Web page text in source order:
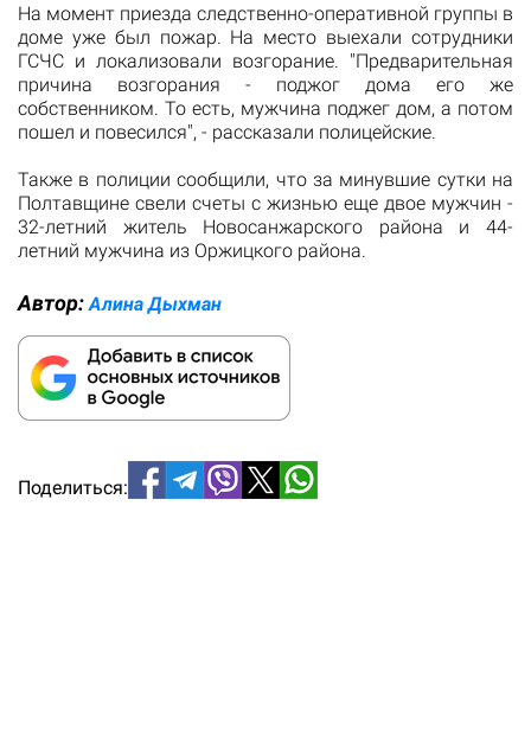
На момент приезда следственно-оперативной группы в
доме уже был пожар. На место выехали сотрудники
ГСЧС и локализовали возгорание. "Предварительная
причина возгорания - поджог дома его же
собственником. То есть, мужчина поджег дом, а потом
пошел и повесился", - рассказали полицейские.
Также в полиции сообщили, что за минувшие сутки на
Полтавщине свели счеты с жизнью еще двое мужчин -
32-летний житель Новосанжарского района и 44-
летний мужчина из Оржицкого района.
Автор: Алина Дыхман
Поделиться: